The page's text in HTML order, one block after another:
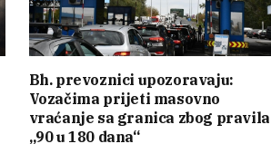
Bh. prevoznici upozoravaju:
Vozačima prijeti masovno
vraćanje sa granica zbog pravila
„90 u 180 dana“